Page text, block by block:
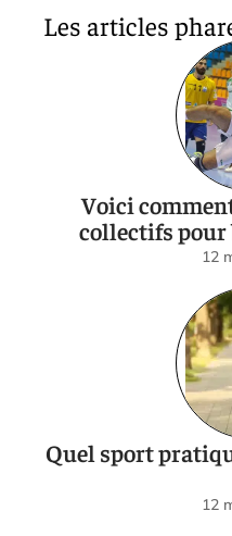
Les articles
Voici
collectifs pour
12
Quel sport
12